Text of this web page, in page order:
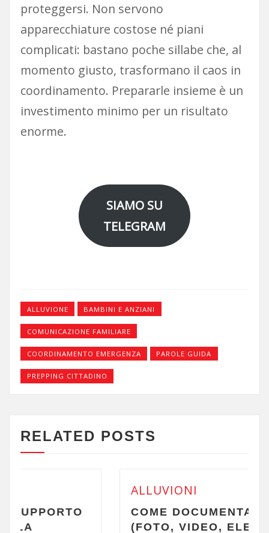
proteggersi. Non servono
apparecchiature costose né piani
complicati: bastano poche sillabe che, al
momento giusto, trasformano il caos in
coordinamento. Prepararle insieme è un
investimento minimo per un risultato
enorme.
SIAMO SU
TELEGRAM
ALLUVIONE BAMBINI E ANZIANI
COMUNICAZIONE FAMILIARE
COORDINAMENTO EMERGENZA PAROLE GUIDA
PREPPING CITTADINO
RELATED POSTS
ALLUVIONI
COME DOCUMENTARE I DANNI
(FOTO, VIDEO, ELENCO)